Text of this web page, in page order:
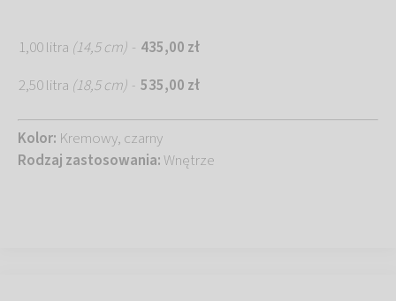
1,00 litra (14,5 cm) - 435,00 zł
2,50 litra (18,5 cm) - 535,00 zł
Kolor: Kremowy, czarny
Rodzaj zastosowania:Wnętrze